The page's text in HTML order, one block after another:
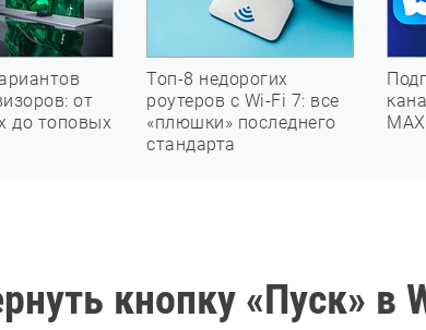
от
до топовых
Топ-8 недорогих
роутеров с Wi-Fi 7: все
«плюшки» последнего
стандарта
МАХ
кнопку «Пуск» в